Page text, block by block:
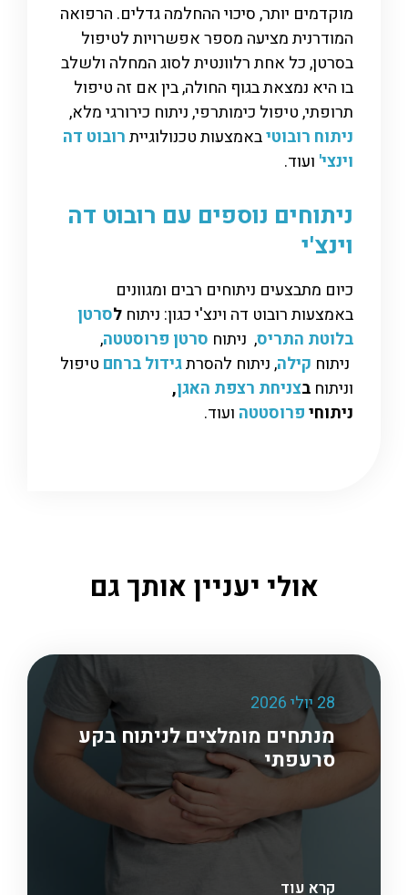
מוקדמים יותר, סיכוי ההחלמה גדלים. הרפואה
המודרנית מציעה מספר אפשרויות לטיפול
בסרטן, כל אחת רלוונטית לסוג המחלה ולשלב
בו היא נמצאת בגוף החולה, בין אם זה טיפול
תרופתי, טיפול כימותרפי, ניתוח כירורגי מלא,
ניתוח רובוטיבאמצעות טכנולוגייתרובוט דה
וינצי' ועוד.
ניתוחים נוספים עם רובוט דה
וינצ'י
כיום מתבצעים ניתוחים רבים ומגוונים
באמצעות רובוט דה וינצ'י כגון: ניתוח לסרטן
בלוטת התריס, ניתוח סרטן פרוסטטה,
ניתוח קילה, ניתוח להסרתגידול ברחם טיפול
וניתוח בצניחת רצפת האגן,
ניתוחיפרוסטטה ועוד.
אולי יעניין אותך גם
28 יולי 2026
מנתחים מומלצים לניתוח בקע
סרעפתי
קרא עוד